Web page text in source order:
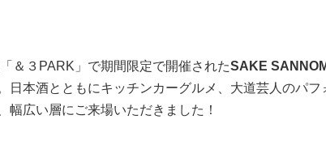
＆３PARK」で期間限定で開催されたSAKE
日本酒とともにキッチンカーグルメ、大道芸人のパフ
幅広い層にご来場いただきました！